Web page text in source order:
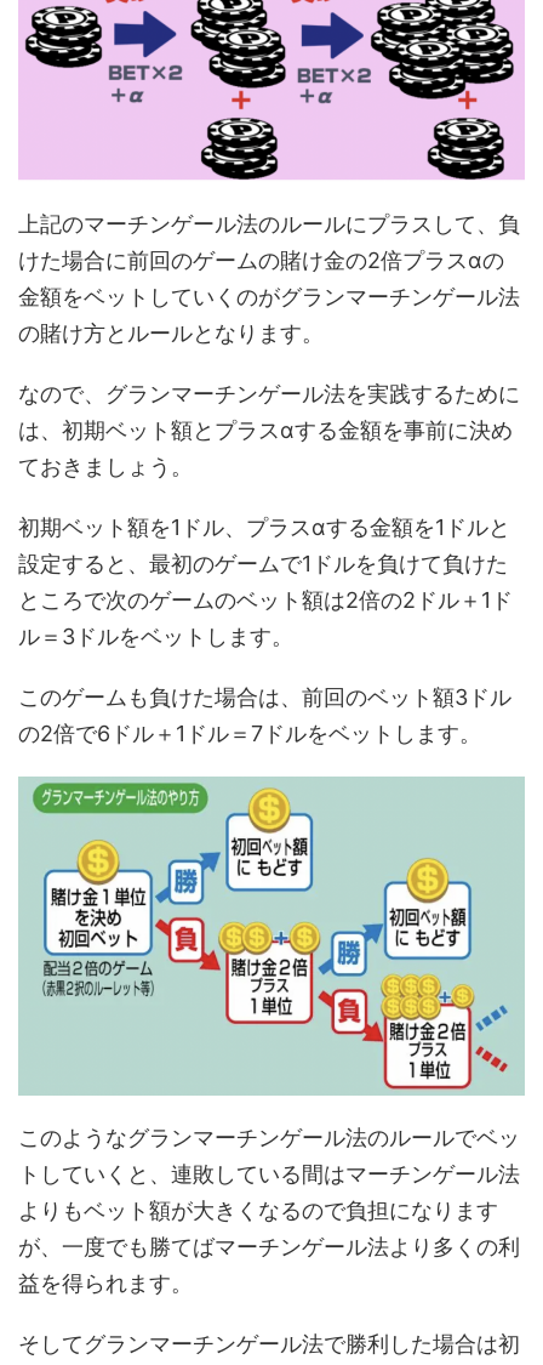
上記のマーチンゲール法のルールにプラスして、負
けた場合に前回のゲームの賭け金の2倍プラスαの
金額をベットしていくのがグランマーチンゲール法
の賭け方とルールとなります。
なので、グランマーチンゲール法を実践するために
は、初期ベット額とプラスαする金額を事前に決め
ておきましょう。
初期ベット額を1ドル、プラスαする金額を1ドルと
設定すると、最初のゲームで1ドルを負けて負けた
ところで次のゲームのベット額は2倍の2ドル＋1ド
ル＝3ドルをベットします。
このゲームも負けた場合は、前回のベット額3ドル
の2倍で6ドル＋1ドル＝7ドルをベットします。
このようなグランマーチンゲール法のルールでベッ
トしていくと、連敗している間はマーチンゲール法
よりもベット額が大きくなるので負担になります
が、一度でも勝てばマーチンゲール法より多くの利
益を得られます。
そしてグランマーチンゲール法で勝利した場合は初